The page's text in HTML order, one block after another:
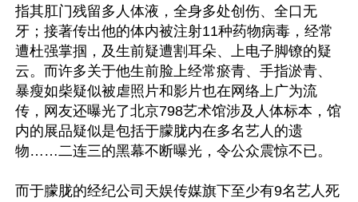
指其肛门残留多人体液，全身多处创伤、全口无
牙；接著传出他的体内被注射11种药物病毒，经常
遭杜强掌掴，及生前疑遭割耳朵、上电子脚镣的疑
云。而许多关于他生前脸上经常瘀青、手指淤青、
暴瘦如柴疑似被虐照片和影片也在网络上广为流
传，网友还曝光了北京798艺术馆涉及人体标本，馆
内的展品疑似是包括于朦胧内在多名艺人的遗
物……二连三的黑幕不断曝光，令公众震惊不已。
而于朦胧的经纪公司天娱传媒旗下至少有9名艺人死